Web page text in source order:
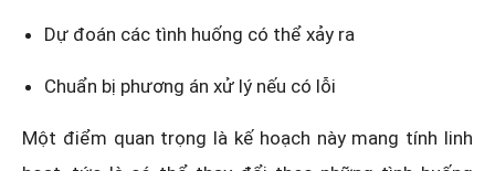
Dự đoán các tình huống có thể xảy ra
Chuẩn bị phương án xử lý nếu có lỗi
Một điểm quan trọng là kế hoạch này mang tính linh